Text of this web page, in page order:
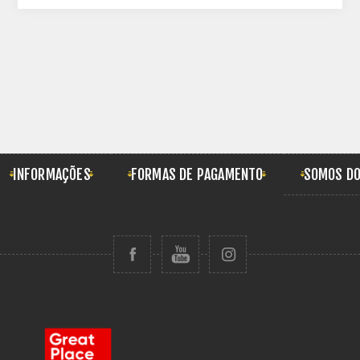
INFORMAÇÕES FORMAS DE PAGAMENTO SOMOS